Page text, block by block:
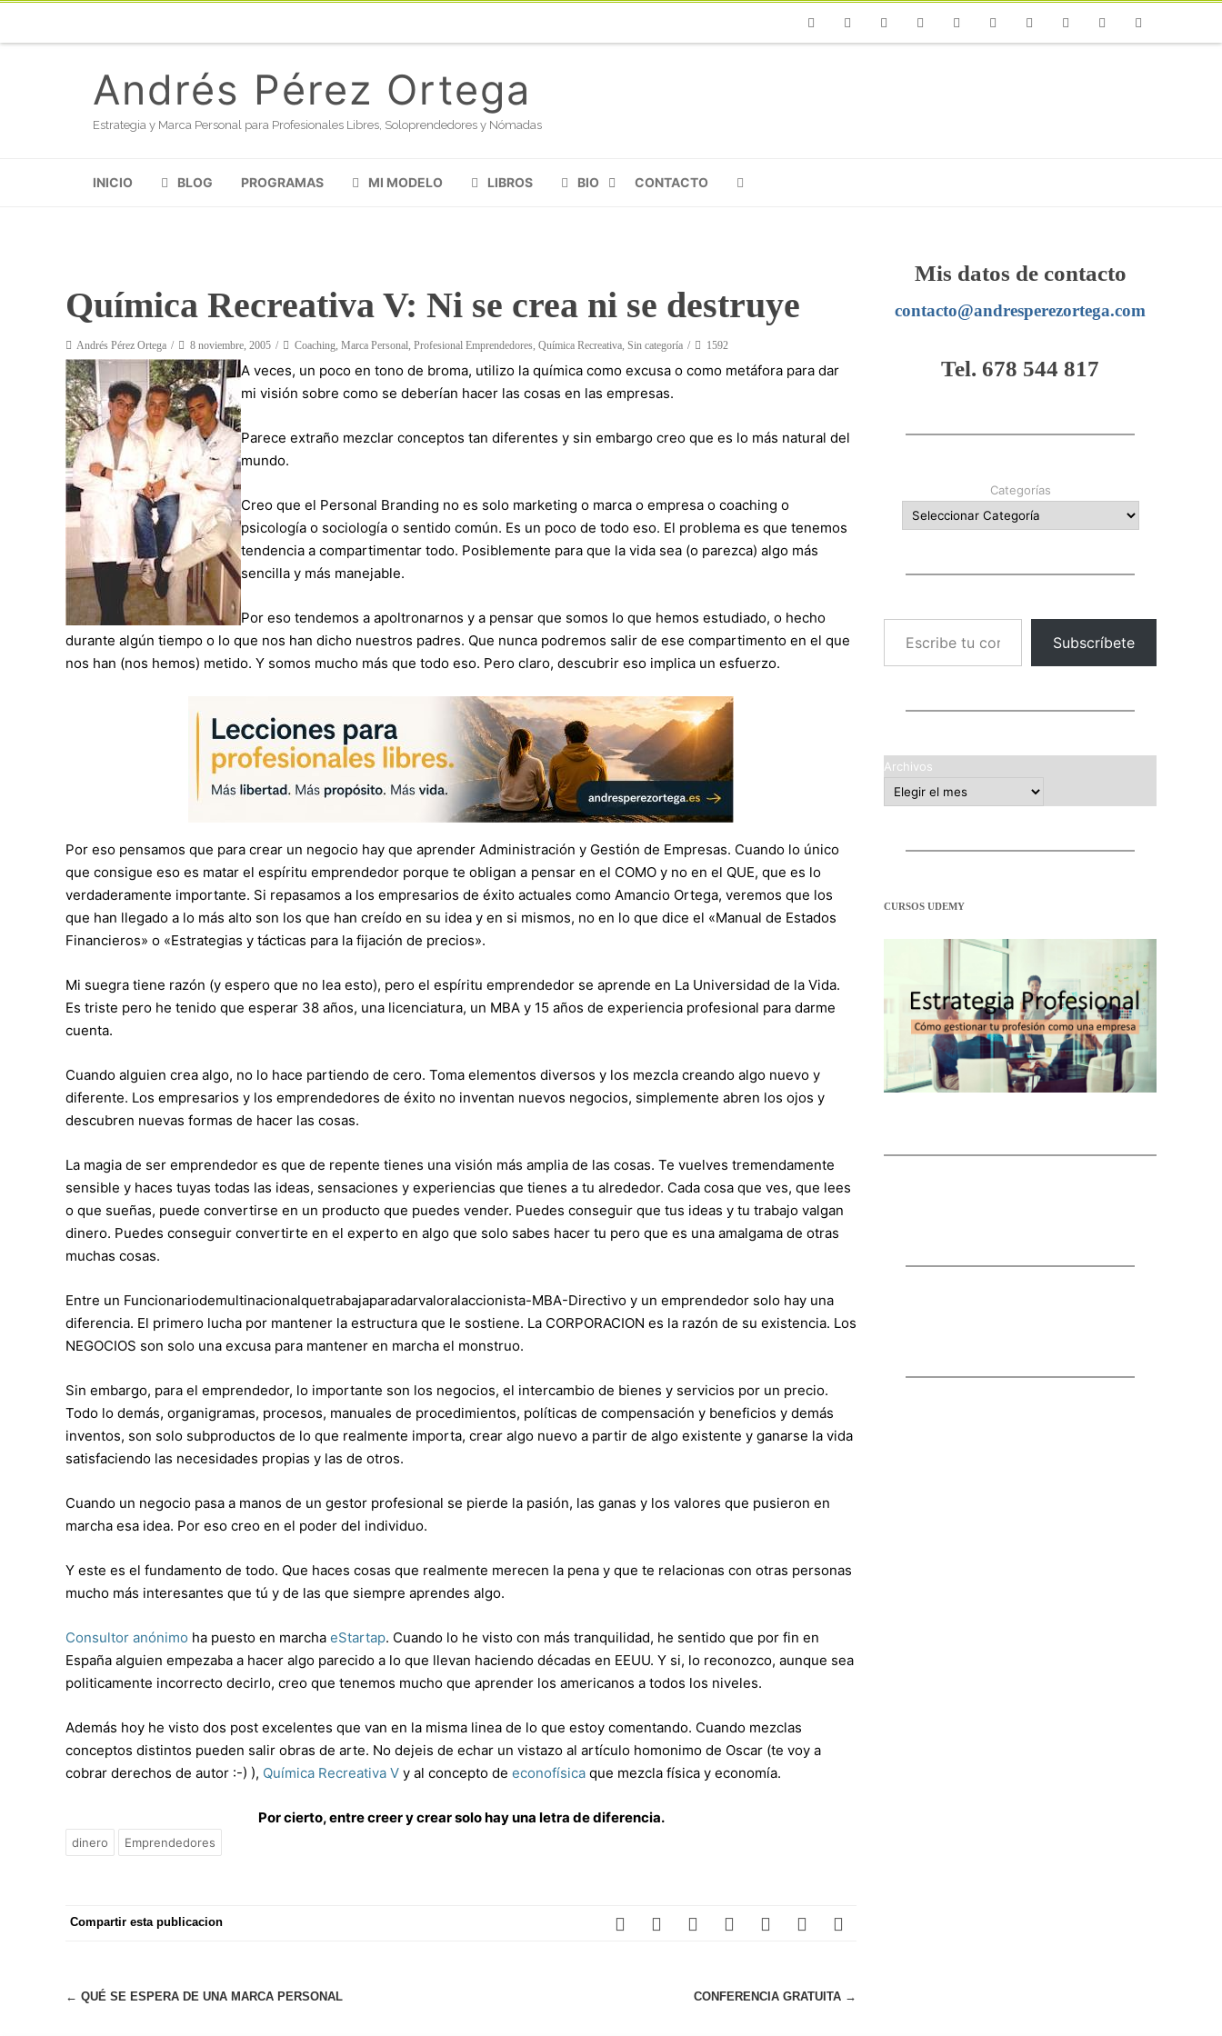
Andrés Pérez Ortega
Estrategia y Marca Personal para Profesionales Libres, Soloprendedores y Nómadas
INICIO BLOG PROGRAMAS MI MODELO LIBROS BIO CONTACTO
Química Recreativa V: Ni se crea ni se destruye
Andrés Pérez Ortega 8 noviembre, 2005 Coaching, Marca Personal, Profesional Emprendedores, Química Recreativa, Sin categoría 1592
A veces, un poco en tono de broma, utilizo la química como excusa o como metáfora para dar
mi visión sobre como se deberían hacer las cosas en las empresas.
Parece extraño mezclar conceptos tan diferentes y sin embargo creo que es lo más natural del
mundo.
Creo que el Personal Branding no es solo marketing o marca o empresa o coaching o
psicología o sociología o sentido común. Es un poco de todo eso. El problema es que tenemos
tendencia a compartimentar todo. Posiblemente para que la vida sea (o parezca) algo más
sencilla y más manejable.
Por eso tendemos a apoltronarnos y a pensar que somos lo que hemos estudiado, o hecho
durante algún tiempo o lo que nos han dicho nuestros padres. Que nunca podremos salir de ese compartimento en el que
nos han (nos hemos) metido. Y somos mucho más que todo eso. Pero claro, descubrir eso implica un esfuerzo.
Por eso pensamos que para crear un negocio hay que aprender Administración y Gestión de Empresas. Cuando lo único
que consigue eso es matar el espíritu emprendedor porque te obligan a pensar en el COMO y no en el QUE, que es lo
verdaderamente importante. Si repasamos a los empresarios de éxito actuales como Amancio Ortega, veremos que los
que han llegado a lo más alto son los que han creído en su idea y en si mismos, no en lo que dice el «Manual de Estados
Financieros» o «Estrategias y tácticas para la fijación de precios».
Mi suegra tiene razón (y espero que no lea esto), pero el espíritu emprendedor se aprende en La Universidad de la Vida.
Es triste pero he tenido que esperar 38 años, una licenciatura, un MBA y 15 años de experiencia profesional para darme
cuenta.
Cuando alguien crea algo, no lo hace partiendo de cero. Toma elementos diversos y los mezcla creando algo nuevo y
diferente. Los empresarios y los emprendedores de éxito no inventan nuevos negocios, simplemente abren los ojos y
descubren nuevas formas de hacer las cosas.
La magia de ser emprendedor es que de repente tienes una visión más amplia de las cosas. Te vuelves tremendamente
sensible y haces tuyas todas las ideas, sensaciones y experiencias que tienes a tu alrededor. Cada cosa que ves, que lees
o que sueñas, puede convertirse en un producto que puedes vender. Puedes conseguir que tus ideas y tu trabajo valgan
dinero. Puedes conseguir convertirte en el experto en algo que solo sabes hacer tu pero que es una amalgama de otras
muchas cosas.
Entre un Funcionariodemultinacionalquetrabajaparadarvaloralaccionista-MBA-Directivo y un emprendedor solo hay una
diferencia. El primero lucha por mantener la estructura que le sostiene. La CORPORACION es la razón de su existencia. Los
NEGOCIOS son solo una excusa para mantener en marcha el monstruo.
Sin embargo, para el emprendedor, lo importante son los negocios, el intercambio de bienes y servicios por un precio.
Todo lo demás, organigramas, procesos, manuales de procedimientos, políticas de compensación y beneficios y demás
inventos, son solo subproductos de lo que realmente importa, crear algo nuevo a partir de algo existente y ganarse la vida
satisfaciendo las necesidades propias y las de otros.
Cuando un negocio pasa a manos de un gestor profesional se pierde la pasión, las ganas y los valores que pusieron en
marcha esa idea. Por eso creo en el poder del individuo.
Y este es el fundamento de todo. Que haces cosas que realmente merecen la pena y que te relacionas con otras personas
mucho más interesantes que tú y de las que siempre aprendes algo.
Consultor anónimo ha puesto en marcha eStartap. Cuando lo he visto con más tranquilidad, he sentido que por fin en
España alguien empezaba a hacer algo parecido a lo que llevan haciendo décadas en EEUU. Y si, lo reconozco, aunque sea
politicamente incorrecto decirlo, creo que tenemos mucho que aprender los americanos a todos los niveles.
Además hoy he visto dos post excelentes que van en la misma linea de lo que estoy comentando. Cuando mezclas
conceptos distintos pueden salir obras de arte. No dejeis de echar un vistazo al artículo homonimo de Oscar (te voy a
cobrar derechos de autor :-) ), Química Recreativa V y al concepto de econofísica que mezcla física y economía.
Por cierto, entre creer y crear solo hay una letra de diferencia.
dinero Emprendedores
Compartir esta publicacion
Navegación
← QUÉ SE ESPERA DE UNA MARCA PERSONAL CONFERENCIA GRATUITA →
Mis datos de contacto
contacto@andresperezortega.com
Tel. 678 544 817
Categorías
Escribe tu correo electrónico…
Subscríbete
Archivos
CURSOS UDEMY